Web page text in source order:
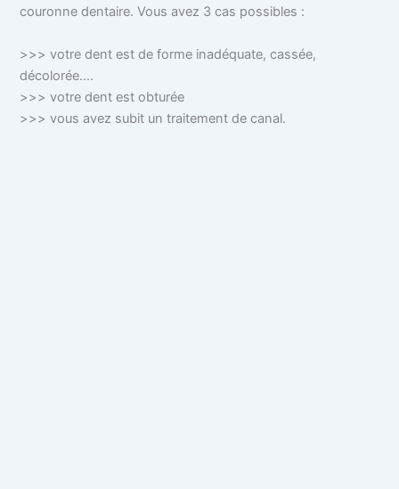
couronne dentaire. Vous avez 3 cas possibles :
>>> votre dent est de forme inadéquate, cassée,
décolorée….
>>> votre dent est obturée
>>> vous avez subit un traitement de canal.